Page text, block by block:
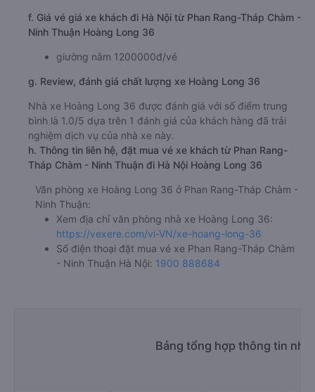
f. Giá vé giá xe khách đi Hà Nội từ Phan Rang-Tháp Chàm -
Ninh Thuận Hoàng Long 36
giường nằm 1200000đ/vé
g. Review, đánh giá chất lượng xe Hoàng Long 36
Nhà xe Hoàng Long 36 được đánh giá với số điểm trung
bình là 1.0/5 dựa trên 1 đánh giá của khách hàng đã trải
nghiệm dịch vụ của nhà xe này.
h. Thông tin liên hệ, đặt mua vé xe khách từ Phan Rang-
Tháp Chàm - Ninh Thuận đi Hà Nội Hoàng Long 36
Văn phòng xe Hoàng Long 36 ở Phan Rang-Tháp Chàm -
Ninh Thuận:
Xem địa chỉ văn phòng nhà xe Hoàng Long 36:
https://vexere.com/vi-VN/xe-hoang-long-36
Số điện thoại đặt mua vé xe Phan Rang-Tháp Chàm
- Ninh Thuận Hà Nội: 1900 888684
Bảng tổng hợp thông tin nhà